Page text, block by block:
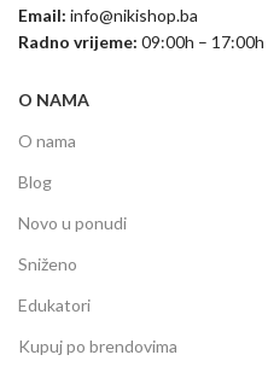
Email: info@nikishop.ba
Radno vrijeme: 09:00h – 17:00h
O NAMA
O nama
Blog
Novo u ponudi
Sniženo
Edukatori
Kupuj po brendovima